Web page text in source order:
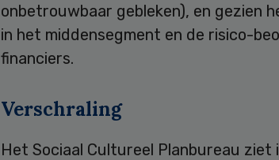
onbetrouwbaar gebleken), en gezien
in het middensegment en de risico-
financiers.
Verschraling
Het Sociaal Cultureel Planbureau ziet